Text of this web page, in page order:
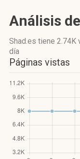
Análisis
Shad.es tiene 2.74K
día
Páginas vistas